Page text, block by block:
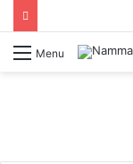
Menu